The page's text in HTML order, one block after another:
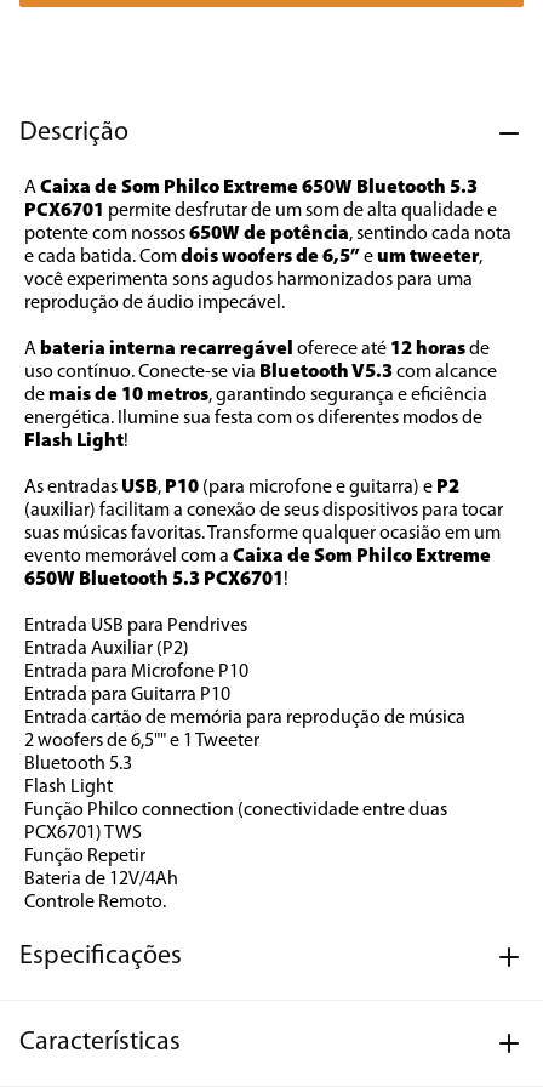
Descrição
A Caixa de Som Philco Extreme 650W Bluetooth 5.3
PCX6701 permite desfrutar de um som de alta qualidade e
potente com nossos 650W de potência, sentindo cada nota
e cada batida. Com dois woofers de 6,5” e um tweeter,
você experimenta sons agudos harmonizados para uma
reprodução de áudio impecável.
A bateria interna recarregável oferece até 12 horas de
uso contínuo. Conecte-se via Bluetooth V5.3 com alcance
de mais de 10 metros, garantindo segurança e eficiência
Flash Light!
As entradas USB, P10 (para microfone e guitarra) e P2
(auxiliar) facilitam a conexão de seus dispositivos para tocar
suas músicas favoritas. Transforme qualquer ocasião em um
evento memorável com a Caixa de Som Philco Extreme
650W Bluetooth 5.3 PCX6701 !
Entrada USB para Pendrives
Entrada Auxiliar (P2)
Entrada para Microfone P10
Entrada para Guitarra P10
Entrada cartão de memória para reprodução de música
2 woofers de 6,5"" e 1 Tweeter
Bluetooth 5.3
Flash Light
Função Philco connection (conectividade entre duas
PCX6701) TWS
Função Repetir
Bateria de 12V/4Ah
Controle Remoto.
Especificações
Características
7º caixa som
ventilador